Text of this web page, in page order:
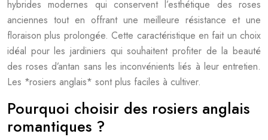
hybrides modernes qui conservent l’esthétique des roses
anciennes tout en offrant une meilleure résistance et une
floraison plus prolongée. Cette caractéristique en fait un choix
idéal pour les jardiniers qui souhaitent profiter de la beauté
des roses d’antan sans les inconvénients liés à leur entretien.
Les *rosiers anglais* sont plus faciles à cultiver.
Pourquoi choisir des rosiers anglais
romantiques ?